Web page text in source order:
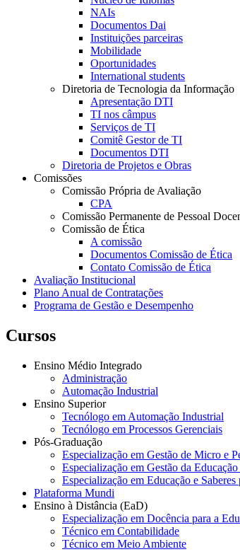
NAIs
Documentos Dai
Instituições parceiras
Mobilidade
Oportunidades
International students
Diretoria de Tecnologia da Informação
Apresentação DTI
TI nos câmpus
Serviços de TI
Comitê Gestor de TI
Documentos DTI
Diretoria de Projetos e Obras
Comissões
Comissão Própria de Avaliação
CPA
Comissão Permanente de Pessoal
Comissão de Ética
A comissão
Documentos Comissão de Ética
Contato Comissão de Ética
Avaliação Institucional
Plano Anual de Contratações
Programa de Gestão e Desempenho
Cursos
Ensino Médio Integrado
Administração
Automação Industrial
Ensino Superior
Tecnólogo em Automação Industrial
Tecnólogo em Processos Gerenciais
Pós-Graduação
Especialização em Gestão de Micro e
Especialização em Gestão da
Especialização em Educação e
Plataforma Mundi
Ensino à Distância (EaD)
Especialização em Docência para a
Técnico em Contabilidade
Técnico em Meio Ambiente